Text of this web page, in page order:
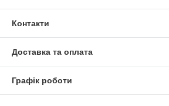
Контакти
Доставка та оплата
Графік роботи